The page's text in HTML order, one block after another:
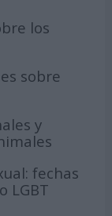
los
sobre
y
fechas
LGBT